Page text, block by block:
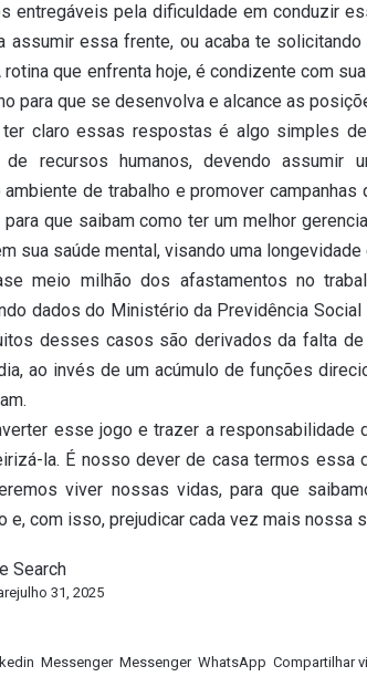
entregáveis pela dificuldade em conduzir
assumir essa frente, ou acaba te
rotina que enfrenta hoje, é condizente com
para que se desenvolva e alcance as
ter claro essas respostas é algo simples
de recursos humanos, devendo assumir
ambiente de trabalho e promover
que saibam como ter um melhor
sua saúde mental, visando uma
meio milhão dos afastamentos no
dados do Ministério da Previdência
desses casos são derivados da falta
ao invés de um acúmulo de funções
esse jogo e trazer a responsabilidade
la. É nosso dever de casa termos essa
viver nossas vidas, para que
e, com isso, prejudicar cada vez mais nossa
Search
julho 31, 2025
Messenger Messenger WhatsApp Compartilhar